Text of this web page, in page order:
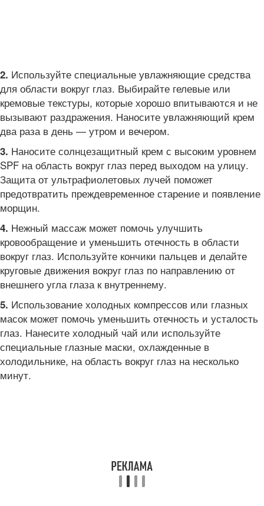
2. Используйте специальные увлажняющие средства
для области вокруг глаз. Выбирайте гелевые или
кремовые текстуры, которые хорошо впитываются и не
вызывают раздражения. Наносите увлажняющий крем
два раза в день — утром и вечером.
3. Наносите солнцезащитный крем с высоким уровнем
SPF на область вокруг глаз перед выходом на улицу.
Защита от ультрафиолетовых лучей поможет
предотвратить преждевременное старение и появление
морщин.
4. Нежный массаж может помочь улучшить
кровообращение и уменьшить отечность в области
вокруг глаз. Используйте кончики пальцев и делайте
круговые движения вокруг глаз по направлению от
внешнего угла глаза к внутреннему.
5. Использование холодных компрессов или глазных
масок может помочь уменьшить отечность и усталость
глаз. Нанесите холодный чай или используйте
специальные глазные маски, охлажденные в
холодильнике, на область вокруг глаз на несколько
минут.